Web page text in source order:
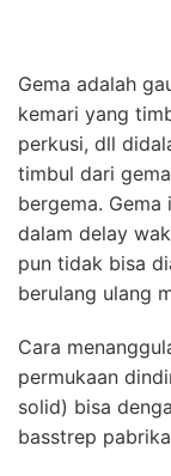
Gema adalah
kemari yang
perkusi, dll
timbul dari
bergema. Gema
dalam delay
pun tidak bisa
berulang ulang
Cara
permukaan
solid) bisa
basstrep